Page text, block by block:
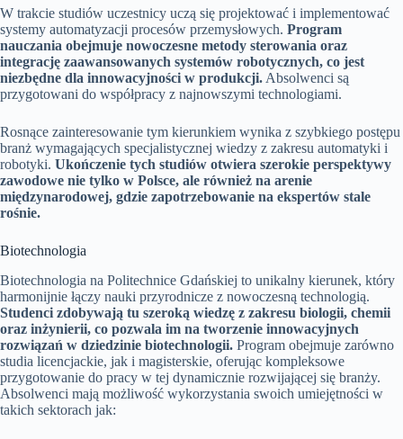
W trakcie studiów uczestnicy uczą się projektować i implementować
systemy automatyzacji procesów przemysłowych. Program
nauczania obejmuje nowoczesne metody sterowania oraz
integrację zaawansowanych systemów robotycznych, co jest
niezbędne dla innowacyjności w produkcji. Absolwenci są
przygotowani do współpracy z najnowszymi technologiami.
Rosnące zainteresowanie tym kierunkiem wynika z szybkiego postępu
branż wymagających specjalistycznej wiedzy z zakresu automatyki i
robotyki. Ukończenie tych studiów otwiera szerokie perspektywy
zawodowe nie tylko w Polsce, ale również na arenie
międzynarodowej, gdzie zapotrzebowanie na ekspertów stale
rośnie.
Biotechnologia
Biotechnologia na Politechnice Gdańskiej to unikalny kierunek, który
harmonijnie łączy nauki przyrodnicze z nowoczesną technologią.
Studenci zdobywają tu szeroką wiedzę z zakresu biologii, chemii
oraz inżynierii, co pozwala im na tworzenie innowacyjnych
rozwiązań w dziedzinie biotechnologii. Program obejmuje zarówno
studia licencjackie, jak i magisterskie, oferując kompleksowe
przygotowanie do pracy w tej dynamicznie rozwijającej się branży.
Absolwenci mają możliwość wykorzystania swoich umiejętności w
takich sektorach jak: